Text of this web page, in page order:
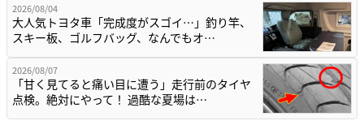
2026/08/04
大人気トヨタ車「完成度がスゴイ…」釣り竿、
スキー板、ゴルフバッグ、なんでもオ…
2026/08/07
「甘く見てると痛い目に遭う」走行前のタイヤ
点検。絶対にやって！ 過酷な夏場は…